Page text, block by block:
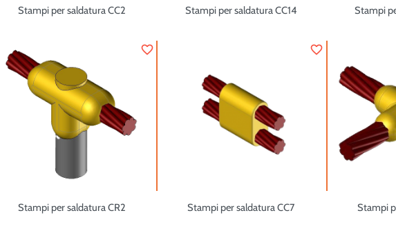
Stampi per saldatura CC2 Stampi per saldatura CC14 Stampi
Stampi per saldatura CR2
favorite_border
Stampi per saldatura CC7
favorite_border
Stampi